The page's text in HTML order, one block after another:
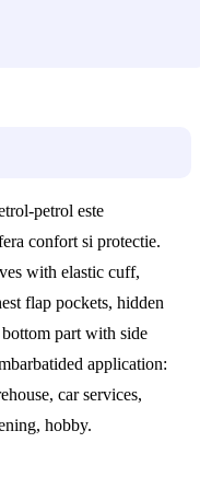
petrol este
confort si protectie.
with elastic cuff,
flap pockets, hidden
part with side
application:
car services,
hobby.